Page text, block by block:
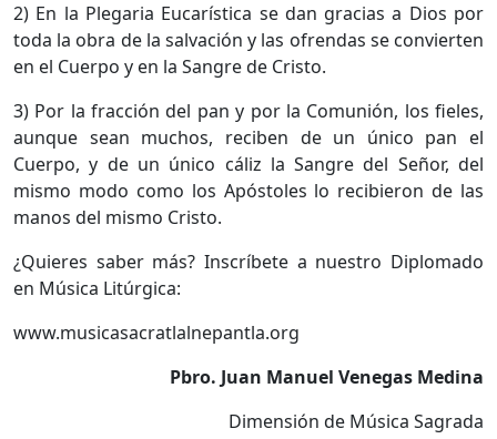
2) En la Plegaria Eucarística se dan gracias a Dios por
toda la obra de la salvación y las ofrendas se convierten
en el Cuerpo y en la Sangre de Cristo.
3) Por la fracción del pan y por la Comunión, los fieles,
aunque sean muchos, reciben de un único pan el
Cuerpo, y de un único cáliz la Sangre del Señor, del
mismo modo como los Apóstoles lo recibieron de las
manos del mismo Cristo.
¿Quieres saber más? Inscríbete a nuestro Diplomado
en Música Litúrgica:
www.musicasacratlalnepantla.org
Pbro. Juan Manuel Venegas Medina
Dimensión de Música Sagrada